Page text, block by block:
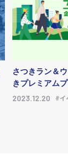
さつきラン＆
きプレミアム
2023.12.20 #イ